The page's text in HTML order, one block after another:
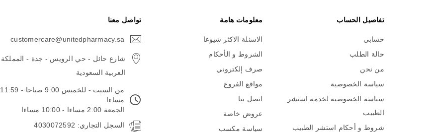
تفاصيل الحساب
حسابي
حالة الطلب
من نحن
سياسة الخصوصية
سياسة الخصوصية لخدمة استشر
الطبيب
شروط و أحكام استشر الطبيب
معلومات هامة
الاسئلة الاكثر شيوعا
الشروط و الأحكام
صرف إلكتروني
مواقع الفروع
اتصل بنا
عروض خاصة
سياسة مكسب
تواصل معنا
customercare@unitedpharmacy.sa
شارع حائل - حي الرويس - جدة - المملكة
العربية السعودية
من السبت - للخميس 9:00 صباحا - 11:59
مساءا
الجمعة 2:00 مساءا - 10:00 مساءا
السجل التجاري: 4030072592